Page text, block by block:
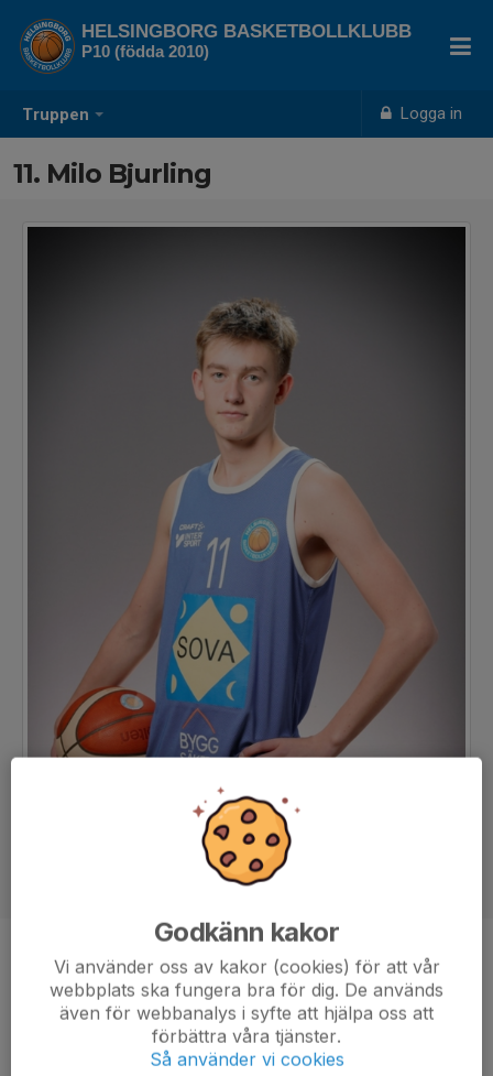
Truppen Logga in
HELSINGBORG BASKETBOLLKLUBB
P10 (födda 2010)
11. Milo Bjurling
Position
-
Ålder
16 år
Godkänn kakor
Vi använder oss av kakor (cookies) för att vår
webbplats ska fungera bra för dig. De används
även för webbanalys i syfte att hjälpa oss att
förbättra våra tjänster.
Så använder vi cookies